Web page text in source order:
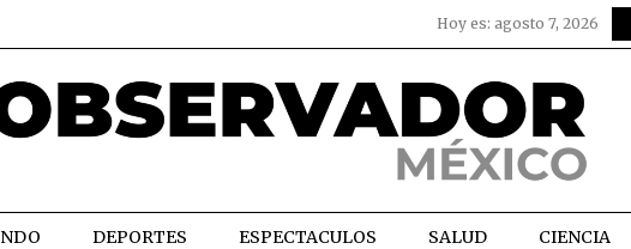
Hoy es: agosto 7, 2026
DEPORTES ESPECTACULOS SALUD CIENCIA